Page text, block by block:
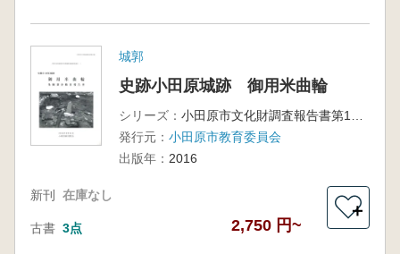
城郭
史跡小田原城跡 御用米曲輪
シリーズ：
発行元： 小田原市教育委員会
出版年： 2016
新刊 在庫なし
古書 3点 2,750 円~
＋